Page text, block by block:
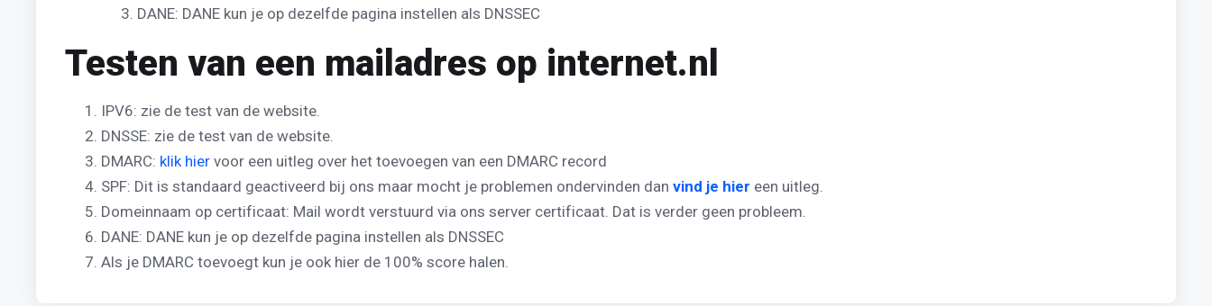
DANE: DANE kun je op dezelfde pagina instellen als DNSSEC
Testen van een mailadres op internet.nl
IPV6: zie de test van de website.
DNSSE: zie de test van de website.
DMARC: klik hier voor een uitleg over het toevoegen van een DMARC record
SPF: Dit is standaard geactiveerd bij ons maar mocht je problemen ondervinden dan vind je hier een uitleg.
Domeinnaam op certificaat: Mail wordt verstuurd via ons server certificaat. Dat is verder geen probleem.
DANE: DANE kun je op dezelfde pagina instellen als DNSSEC
Als je DMARC toevoegt kun je ook hier de 100% score halen.